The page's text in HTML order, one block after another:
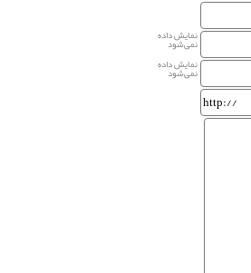
نمایش داده
نمی‌شود
نمایش داده
نمی‌شود